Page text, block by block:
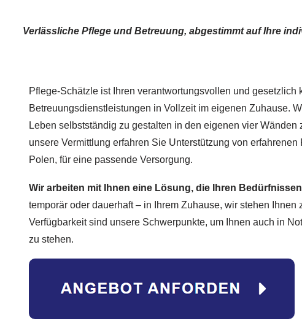
Verlässliche Pflege und Betreuung, abgestimmt auf Ihre
Pflege-Schätzle ist Ihren verantwortungsvollen und gesetzlich
Betreuungsdienstleistungen in Vollzeit im eigenen Zuhause.
Leben selbstständig zu gestalten in den eigenen vier Wänden
unsere Vermittlung erfahren Sie Unterstützung von erfahrenen
Polen, für eine passende Versorgung.
Wir arbeiten mit Ihnen eine Lösung, die Ihren
temporär oder dauerhaft – in Ihrem Zuhause, wir stehen Ihnen
Verfügbarkeit sind unsere Schwerpunkte, um Ihnen auch in
zu stehen.